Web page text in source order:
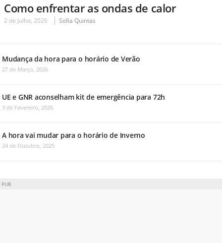
Como enfrentar as ondas de calor
2 de Julho, 2026 Sofia Quintas
Mudança da hora para o horário de Verão
27 de Março, 2026
UE e GNR aconselham kit de emergência para 72h
3 de Fevereiro, 2026
A hora vai mudar para o horário de Inverno
24 de Outubro, 2025
PUB